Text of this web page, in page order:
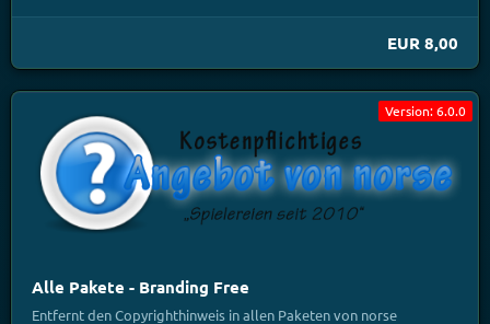
EUR 8,00
Version: 6.0.0
Alle Pakete - Branding Free
Entfernt den Copyrighthinweis in allen Paketen von norse